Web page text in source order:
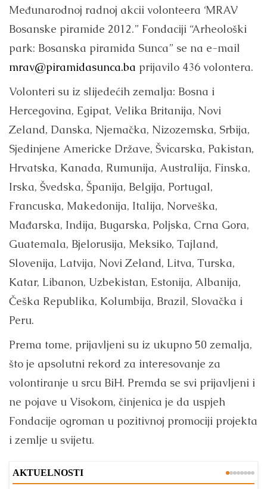
Međunarodnoj radnoj akcii volonteera ‘MRAV
Bosanske piramide 2012.” Fondaciji “Arheološki
park: Bosanska piramida Sunca” se na e-mail
mrav@piramidasunca.ba prijavilo 436 volontera.
Volonteri su iz slijedećih zemalja: Bosna i
Hercegovina, Egipat, Velika Britanija, Novi
Zeland, Danska, Njemačka, Nizozemska, Srbija,
Sjedinjene Americke Države, Švicarska, Pakistan,
Hrvatska, Kanada, Rumunija, Australija, Finska,
Irska, Švedska, Španija, Belgija, Portugal,
Francuska, Makedonija, Italija, Norveška,
Mađarska, Indija, Bugarska, Poljska, Crna Gora,
Guatemala, Bjelorusija, Meksiko, Tajland,
Slovenija, Latvija, Novi Zeland, Litva, Turska,
Katar, Libanon, Uzbekistan, Estonija, Albanija,
Češka Republika, Kolumbija, Brazil, Slovačka i
Peru.
Prema tome, prijavljeni su iz ukupno 50 zemalja,
što je apsolutni rekord za interesovanje za
volontiranje u srcu BiH. Premda se svi prijavljeni i
ne pojave u Visokom, činjenica je da uspjeh
Fondacije ogroman u pozitivnoj promociji projekta
i zemlje u svijetu.
AKTUELNOSTI